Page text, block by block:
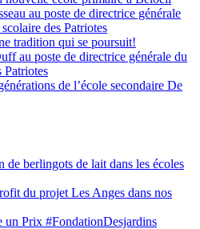
au poste de directrice générale
des Patriotes
tradition qui se poursuit!
au poste de directrice générale du
Patriotes
de l’école secondaire De
berlingots de lait dans les écoles
du projet Les Anges dans nos
un Prix #FondationDesjardins